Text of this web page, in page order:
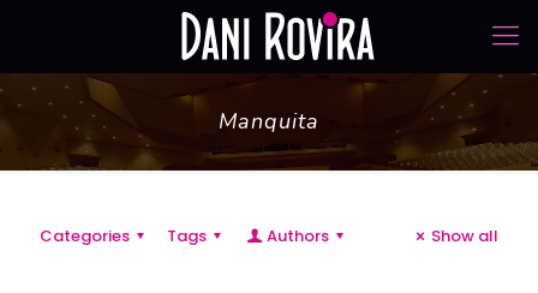
Manquita
Categories Tags Authors Show all